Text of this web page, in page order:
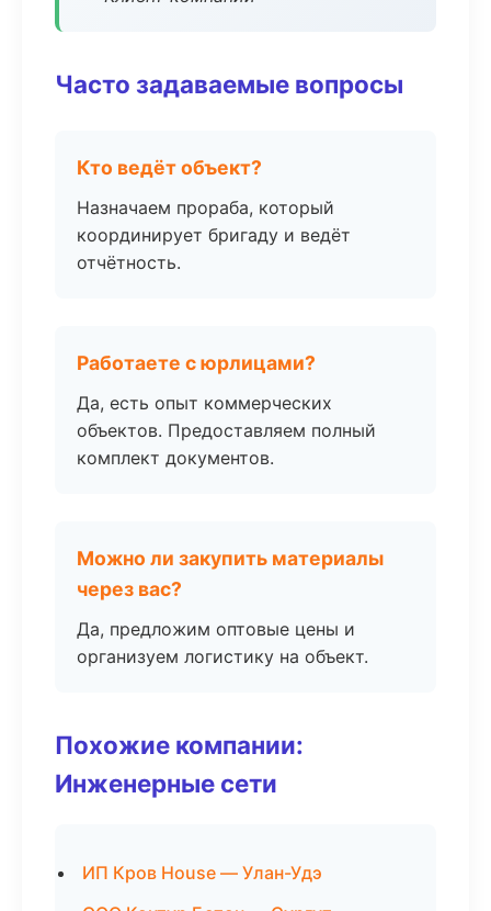
Часто задаваемые вопросы
Кто ведёт объект?
Назначаем прораба, который
координирует бригаду и ведёт
отчётность.
Работаете с юрлицами?
Да, есть опыт коммерческих
объектов. Предоставляем полный
комплект документов.
Можно ли закупить материалы
через вас?
Да, предложим оптовые цены и
организуем логистику на объект.
Похожие компании:
Инженерные сети
ИП Кров House — Улан-Удэ